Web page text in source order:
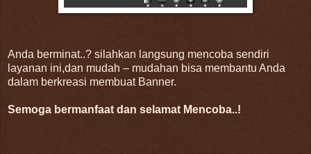
Anda berminat..? silahkan langsung mencoba sendiri
layanan ini,dan mudah – mudahan bisa membantu Anda
dalam berkreasi membuat Banner.
Semoga bermanfaat dan selamat Mencoba..!